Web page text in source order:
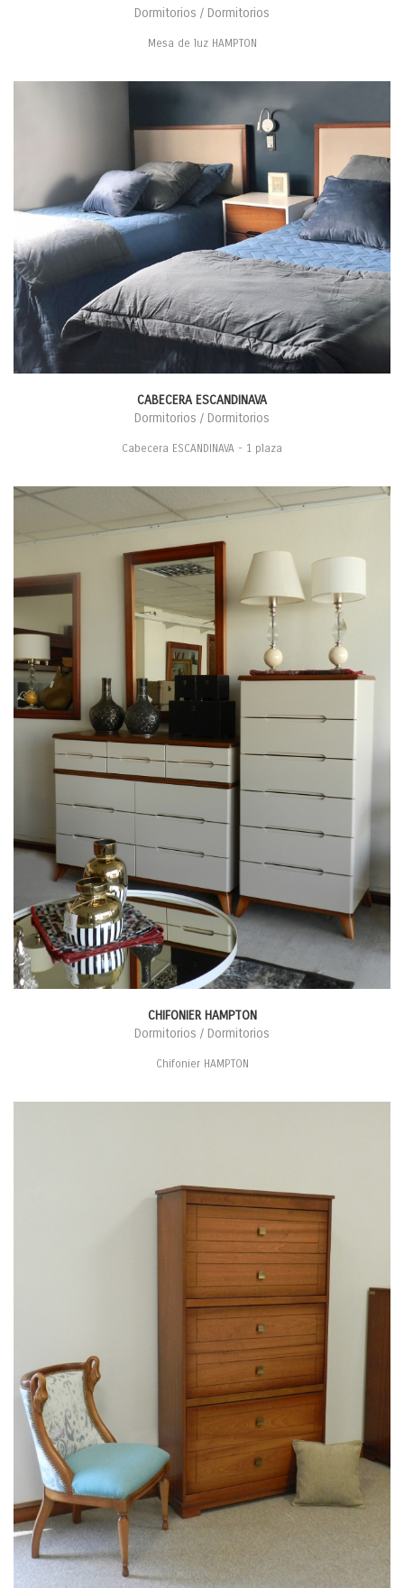
Dormitorios / Dormitorios
Mesa de luz HAMPTON
CABECERA ESCANDINAVA
Dormitorios / Dormitorios
Cabecera ESCANDINAVA - 1 plaza
CHIFONIER HAMPTON
Dormitorios / Dormitorios
Chifonier HAMPTON